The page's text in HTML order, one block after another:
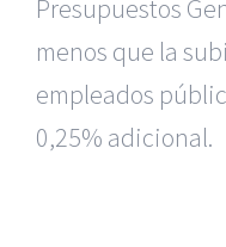
Presupuestos
menos que la
empleados
0,25% adicional.